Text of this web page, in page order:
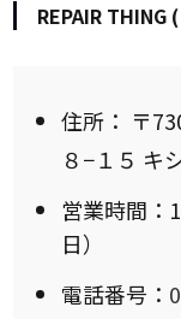
REPAIR THING
住所： 〒
８−１５ キ
営業時間：
日）
電話番号：